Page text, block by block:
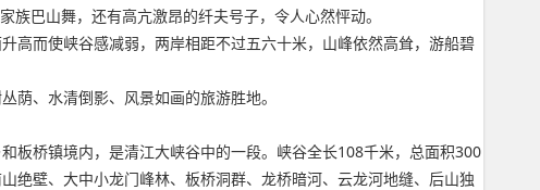
巴山舞，还有高亢激昂的纤夫号子，令人心然怦动。
高而使峡谷感减弱，两岸相距不过五六十米，山峰依然高耸，游船碧
荫、水清倒影、风景如画的旅游胜地。
板桥镇境内，是清江大峡谷中的一段。峡谷全长108千米，总面积300
绝壁、大中小龙门峰林、板桥洞群、龙桥暗河、云龙河地缝、后山独